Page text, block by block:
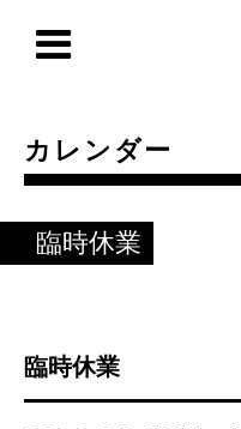
カレンダー
臨時休業
臨時休業